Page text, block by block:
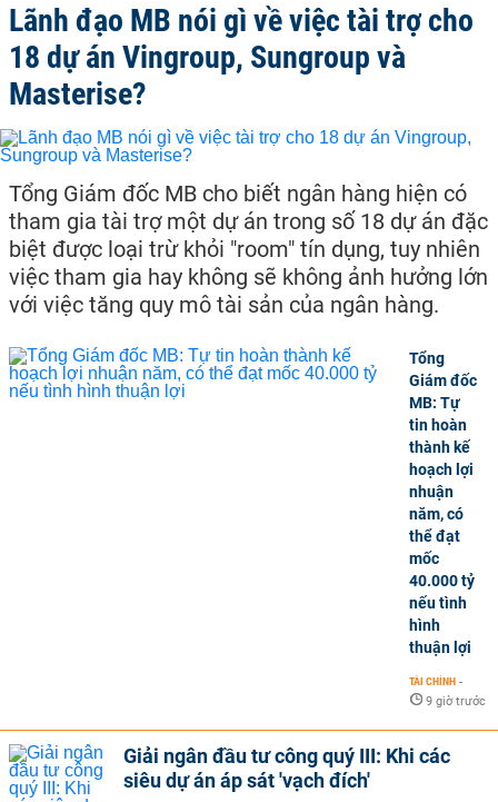
Lãnh đạo MB nói gì về việc tài trợ cho
18 dự án Vingroup, Sungroup và
Masterise?
Tổng Giám đốc MB cho biết ngân hàng hiện có
tham gia tài trợ một dự án trong số 18 dự án đặc
biệt được loại trừ khỏi "room" tín dụng, tuy nhiên
việc tham gia hay không sẽ không ảnh hưởng lớn
với việc tăng quy mô tài sản của ngân hàng.
Tổng
Giám đốc
MB: Tự
tin hoàn
thành kế
hoạch lợi
nhuận
năm, có
thể đạt
mốc
40.000 tỷ
nếu tình
hình
thuận lợi
TÀI CHÍNH -
9 giờ trước
Giải ngân đầu tư công quý III: Khi các
siêu dự án áp sát 'vạch đích'